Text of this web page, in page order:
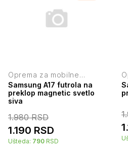
Oprema za mobilne
telefone
Samsung A17 futrola na
preklop magnetic svetlo
siva
1.980RSD
1.190 RSD
Ušteda: 790 RSD